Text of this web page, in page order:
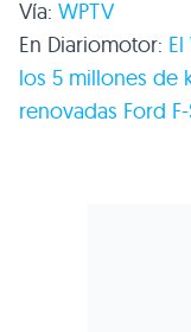
Vía: WPTV
En Diariomotor:
los 5 millones de
renovadas Ford